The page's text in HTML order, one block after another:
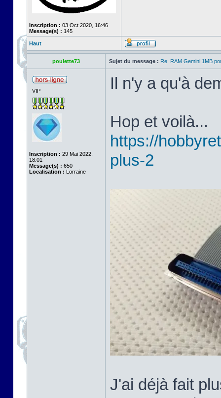
Inscription : 03 Oct 2020, 16:46
Message(s) : 145
Haut
poulette73 Sujet du message : Re: RAM Gemini 1MB
VIP
Inscription : 29 Mai 2022,
18:01
Message(s) : 650
Localisation : Lorraine
Il n'y a qu'à
Hop et voilà...
https://
plus-2
J'ai déjà fait